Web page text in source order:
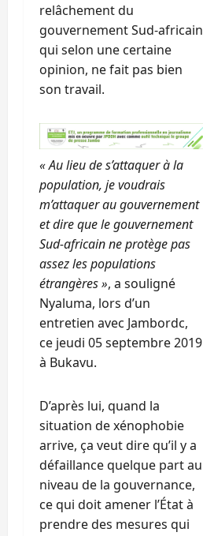
relâchement du
gouvernement Sud-africain
qui selon une certaine
opinion, ne fait pas bien
son travail.
« Au lieu de s’attaquer à la
population, je voudrais
m’attaquer au gouvernement
et dire que le gouvernement
Sud-africain ne protège pas
assez les populations
étrangères », a souligné
Nyaluma, lors d’un
entretien avec Jambordc,
ce jeudi 05 septembre 2019
à Bukavu.
D’après lui, quand la
situation de xénophobie
arrive, ça veut dire qu’il y a
défaillance quelque part au
niveau de la gouvernance,
ce qui doit amener l’État à
prendre des mesures qui